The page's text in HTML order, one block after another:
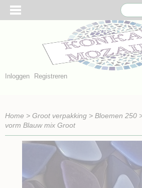
Inloggen Registreren
Home > Groot verpakking > Bloemen 250
vorm Blauw mix Groot